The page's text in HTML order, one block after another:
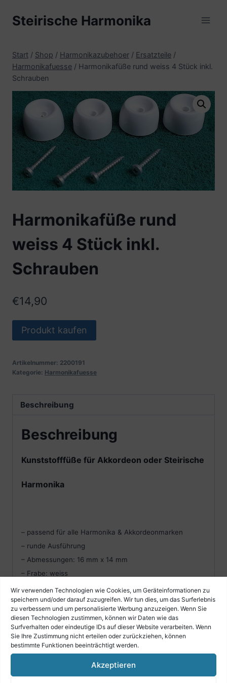
Wir verwenden Technologien wie Cookies, um Geräteinformationen zu
speichern und/oder darauf zuzugreifen. Wir tun dies, um das Surferlebnis
zu verbessern und um personalisierte Werbung anzuzeigen. Wenn Sie
diesen Technologien zustimmen, können wir Daten wie das
Surfverhalten oder eindeutige IDs auf dieser Website verarbeiten. Wenn
Sie Ihre Zustimmung nicht erteilen oder zurückziehen, können
bestimmte Funktionen beeinträchtigt werden.
Akzeptieren
InhaltSteirische Harmonika
Start / Shop / Harmonikazubehoer / Ersatzteile /
Harmonikafuesse / Harmonikafüße rund weiss 4 Stück inkl.
Schrauben
Harmonikafüße rund
weiss 4 Stück inkl.
Schrauben
€14,90
Produkt kaufen
Artikelnummer: 2200191
Kategorie: Harmonikafuesse
Beschreibung
Beschreibung
Kunststofffüße für Akkordeon oder Steirische
Harmonika
– passend für alle Harmonika & Akkordeonmarken
– runde Ausführung
– Abmessungen: 16 mm x 14 mm
– Frabe: weiss
– Material: Kunststoff
– 4 Stück inklusive Schrauben